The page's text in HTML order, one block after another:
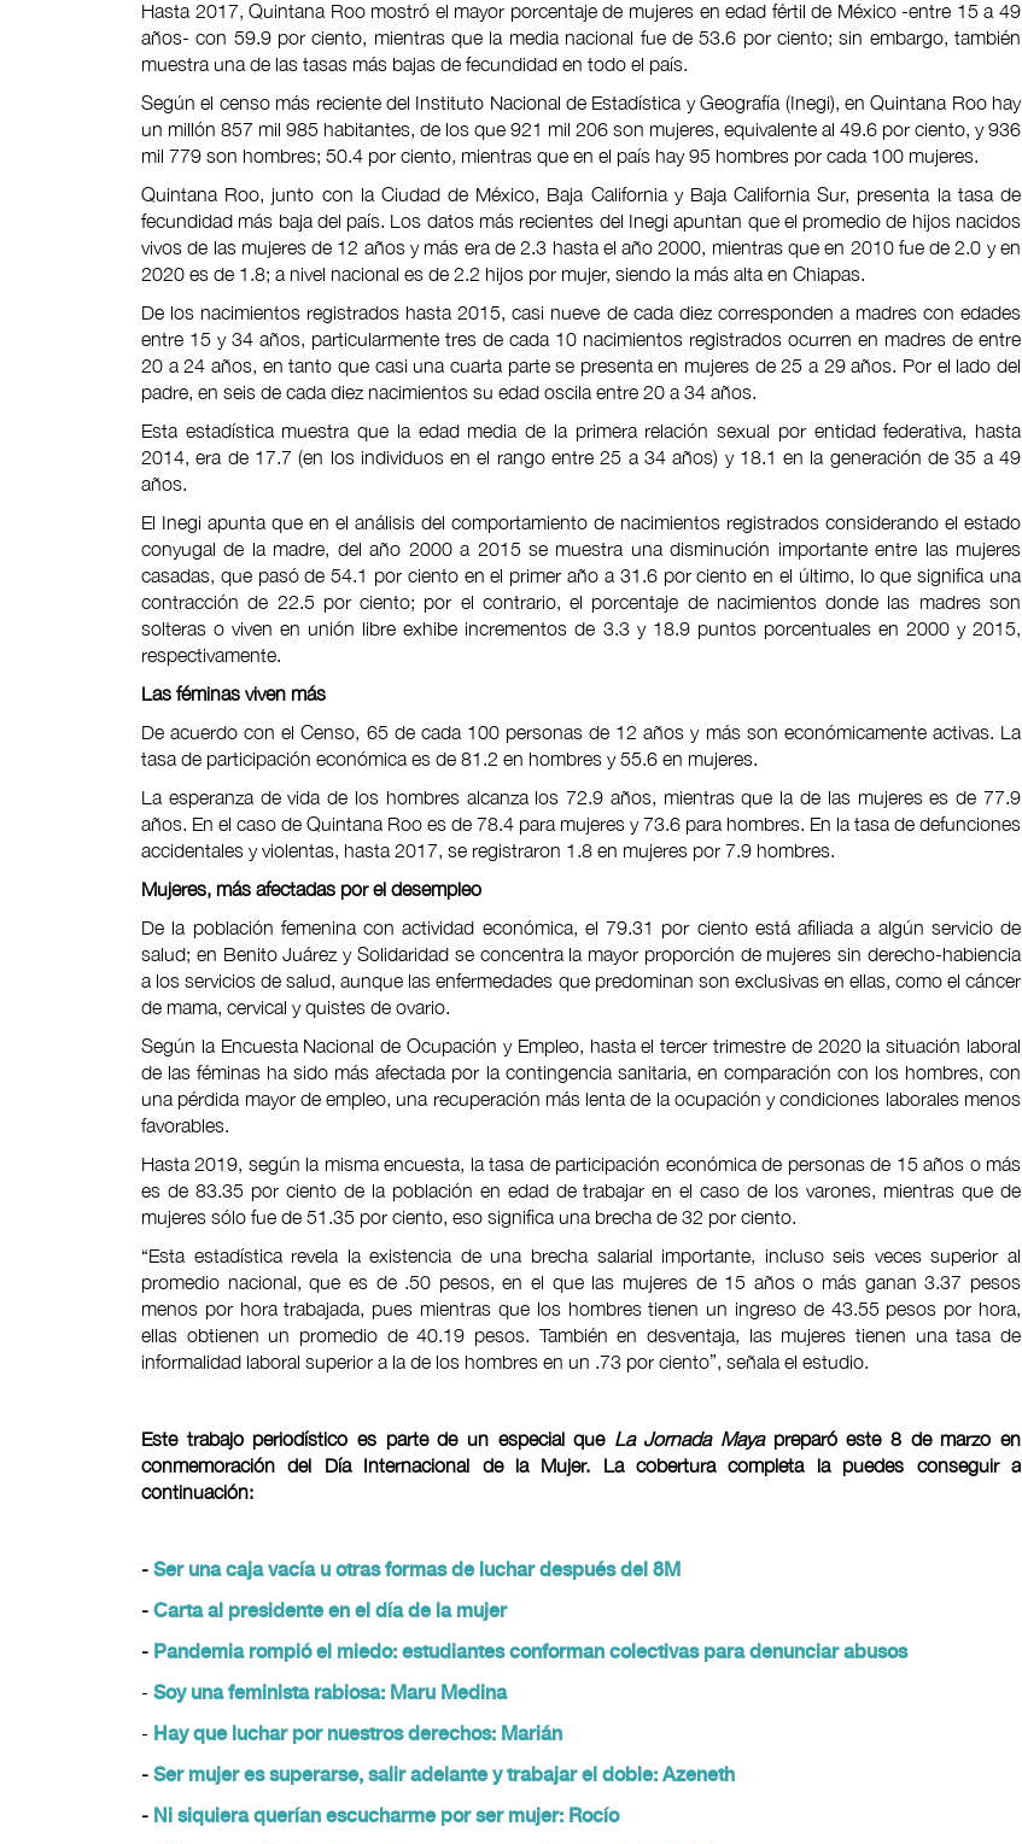
Hasta 2017, Quintana Roo mostró el mayor porcentaje de mujeres en edad fértil de México -entre 15 a 49
años- con 59.9 por ciento, mientras que la media nacional fue de 53.6 por ciento; sin embargo, también
muestra una de las tasas más bajas de fecundidad en todo el país.
Según el censo más reciente del Instituto Nacional de Estadística y Geografía (Inegi), en Quintana Roo hay
un millón 857 mil 985 habitantes, de los que 921 mil 206 son mujeres, equivalente al 49.6 por ciento, y 936
mil 779 son hombres; 50.4 por ciento, mientras que en el país hay 95 hombres por cada 100 mujeres.
Quintana Roo, junto con la Ciudad de México, Baja California y Baja California Sur, presenta la tasa de
fecundidad más baja del país. Los datos más recientes del Inegi apuntan que el promedio de hijos nacidos
vivos de las mujeres de 12 años y más era de 2.3 hasta el año 2000, mientras que en 2010 fue de 2.0 y en
2020 es de 1.8; a nivel nacional es de 2.2 hijos por mujer, siendo la más alta en Chiapas.
De los nacimientos registrados hasta 2015, casi nueve de cada diez corresponden a madres con edades
entre 15 y 34 años, particularmente tres de cada 10 nacimientos registrados ocurren en madres de entre
20 a 24 años, en tanto que casi una cuarta parte se presenta en mujeres de 25 a 29 años. Por el lado del
padre, en seis de cada diez nacimientos su edad oscila entre 20 a 34 años.
Esta estadística muestra que la edad media de la primera relación sexual por entidad federativa, hasta
2014, era de 17.7 (en los individuos en el rango entre 25 a 34 años) y 18.1 en la generación de 35 a 49
años.
El Inegi apunta que en el análisis del comportamiento de nacimientos registrados considerando el estado
conyugal de la madre, del año 2000 a 2015 se muestra una disminución importante entre las mujeres
casadas, que pasó de 54.1 por ciento en el primer año a 31.6 por ciento en el último, lo que significa una
contracción de 22.5 por ciento; por el contrario, el porcentaje de nacimientos donde las madres son
solteras o viven en unión libre exhibe incrementos de 3.3 y 18.9 puntos porcentuales en 2000 y 2015,
respectivamente.
Las féminas viven más
De acuerdo con el Censo, 65 de cada 100 personas de 12 años y más son económicamente activas. La
tasa de participación económica es de 81.2 en hombres y 55.6 en mujeres.
La esperanza de vida de los hombres alcanza los 72.9 años, mientras que la de las mujeres es de 77.9
años. En el caso de Quintana Roo es de 78.4 para mujeres y 73.6 para hombres. En la tasa de defunciones
accidentales y violentas, hasta 2017, se registraron 1.8 en mujeres por 7.9 hombres.
Mujeres, más afectadas por el desempleo
De la población femenina con actividad económica, el 79.31 por ciento está afiliada a algún servicio de
salud; en Benito Juárez y Solidaridad se concentra la mayor proporción de mujeres sin derecho-habiencia
a los servicios de salud, aunque las enfermedades que predominan son exclusivas en ellas, como el cáncer
de mama, cervical y quistes de ovario.
Según la Encuesta Nacional de Ocupación y Empleo, hasta el tercer trimestre de 2020 la situación laboral
de las féminas ha sido más afectada por la contingencia sanitaria, en comparación con los hombres, con
una pérdida mayor de empleo, una recuperación más lenta de la ocupación y condiciones laborales menos
favorables.
Hasta 2019, según la misma encuesta, la tasa de participación económica de personas de 15 años o más
es de 83.35 por ciento de la población en edad de trabajar en el caso de los varones, mientras que de
mujeres sólo fue de 51.35 por ciento, eso significa una brecha de 32 por ciento.
“Esta estadística revela la existencia de una brecha salarial importante, incluso seis veces superior al
promedio nacional, que es de .50 pesos, en el que las mujeres de 15 años o más ganan 3.37 pesos
menos por hora trabajada, pues mientras que los hombres tienen un ingreso de 43.55 pesos por hora,
ellas obtienen un promedio de 40.19 pesos. También en desventaja, las mujeres tienen una tasa de
informalidad laboral superior a la de los hombres en un .73 por ciento”, señala el estudio.
Este trabajo periodístico es parte de un especial que La Jornada Mayapreparó este 8 de marzo en
conmemoración del Día Internacional de la Mujer. La cobertura completa la puedes conseguir a
continuación:
- Ser una caja vacía u otras formas de luchar después del 8M
- Carta al presidente en el día de la mujer
- Pandemia rompió el miedo: estudiantes conforman colectivas para denunciar abusos
- Soy una feminista rabiosa: Maru Medina
- Hay que luchar por nuestros derechos: Marián
- Ser mujer es superarse, salir adelante y trabajar el doble: Azeneth
- Ni siquiera querían escucharme por ser mujer: Rocío